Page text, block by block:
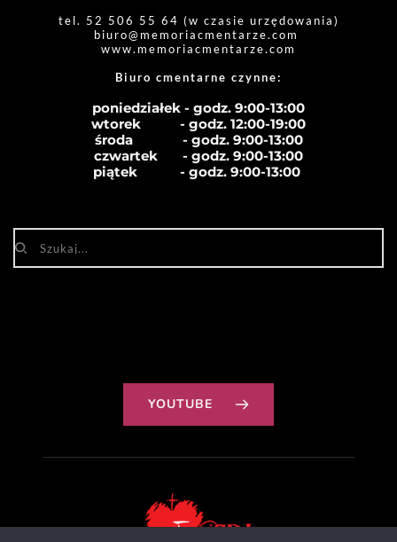
tel. 52 506 55 64 (w czasie urzędowania)
biuro@memoriacmentarze.com
www.memoriacmentarze.com
Biuro cmentarne czynne:
poniedziałek - godz. 9:00-13:00
wtorek           - godz. 12:00-19:00
środa              - godz. 9:00-13:00
czwartek       - godz. 9:00-13:00
piątek            - godz. 9:00-13:00
YOUTUBE